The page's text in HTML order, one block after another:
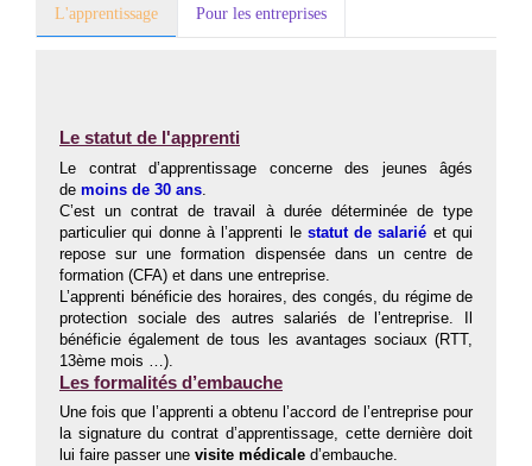
L'apprentissage Pour les entreprises
Le statut de l'apprenti
Le contrat d’apprentissage concerne des jeunes âgés
de moins de 30 ans
C’est un contrat de travail à durée déterminée de type
particulier qui donne à l’apprenti le statut de salarié et qui
repose sur une formation dispensée dans un centre de
formation (CFA) et dans une entreprise.
L’apprenti bénéficie des horaires, des congés, du régime de
protection sociale des autres salariés de l’entreprise. Il
bénéficie également de tous les avantages sociaux (RTT,
13ème mois …).
Les formalités d’embauche
Une fois que l’apprenti a obtenu l’accord de l’entreprise pour
la signature du contrat d’apprentissage, cette dernière doit
lui faire passer une visite médicale d’embauche.